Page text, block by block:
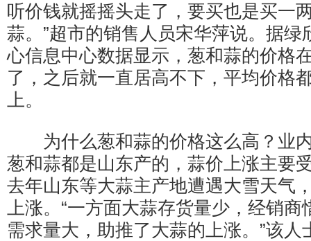
听价钱就摇摇头走了，要买也是买一
蒜。”超市的销售人员宋华萍说。据绿
心信息中心数据显示，葱和蒜的价格
了，之后就一直居高不下，平均价格
上。
为什么葱和蒜的价格这么高？业
葱和蒜都是山东产的，蒜价上涨主要
去年山东等大蒜主产地遭遇大雪天气
上涨。“一方面大蒜存货量少，经销商
需求量大，助推了大蒜的上涨。”该